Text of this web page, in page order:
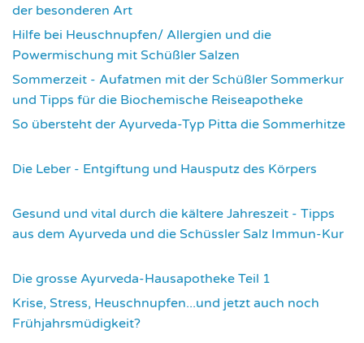
der besonderen Art
Hilfe bei Heuschnupfen/ Allergien und die
Powermischung mit Schüßler Salzen
Sommerzeit - Aufatmen mit der Schüßler Sommerkur
und Tipps für die Biochemische Reiseapotheke
So übersteht der Ayurveda-Typ Pitta die Sommerhitze
Die Leber - Entgiftung und Hausputz des Körpers
Gesund und vital durch die kältere Jahreszeit - Tipps
aus dem Ayurveda und die Schüssler Salz Immun-Kur
Die grosse Ayurveda-Hausapotheke Teil 1
Krise, Stress, Heuschnupfen...und jetzt auch noch
Frühjahrsmüdigkeit?